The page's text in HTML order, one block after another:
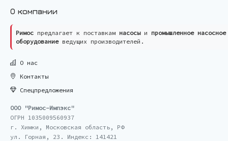
О компании
Римос предлагает к поставкам насосыи промышленное насосное
оборудованиеведущих производителей.
О нас
Контакты
Спецпредложения
ООО "Римос-Импэкс"
ОГРН 1035009560937
г. Химки, Московская область, РФ
ул. Горная, 23. Индекс: 141421